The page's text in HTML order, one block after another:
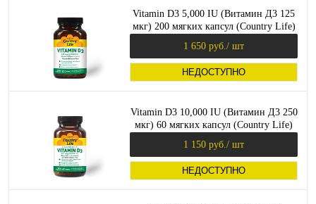
Vitamin D3 5,000 IU (Витамин Д3 125
мкг) 200 мягких капсул (Country Life)
1 650 руб. / шт
НЕДОСТУПНО
Vitamin D3 10,000 IU (Витамин Д3 250
мкг) 60 мягких капсул (Country Life)
1 150 руб. / шт
НЕДОСТУПНО